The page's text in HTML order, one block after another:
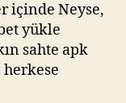
içinde Neyse,
yükle
sahte apk
herkese